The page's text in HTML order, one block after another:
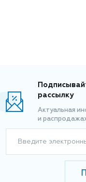
рассылку
Актуальная
и
Введите